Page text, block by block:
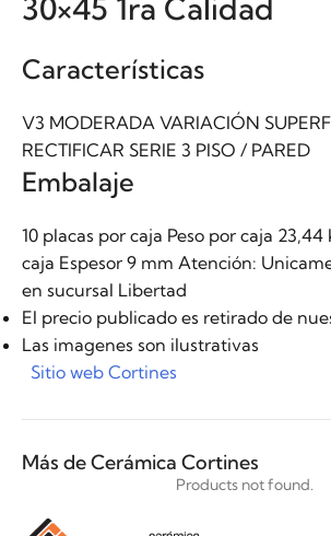
30×45 1ra Calidad
Características
V3 MODERADA VARIACIÓN
RECTIFICAR SERIE 3 PISO / PARED
Embalaje
10 placas por caja Peso por caja 23,44
caja Espesor 9 mm Atención:
en sucursal Libertad
El precio publicado es retirado de
Las imagenes son ilustrativas
Sitio web Cortines
Más de Cerámica Cortines
Products not found.